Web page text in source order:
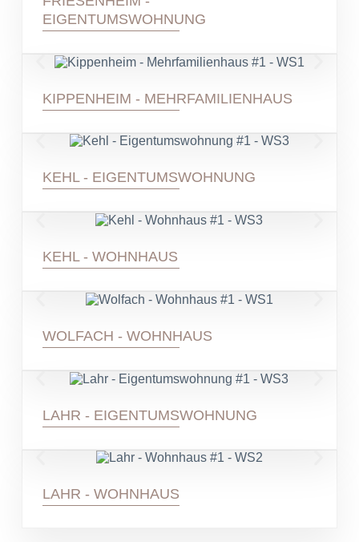
EIGENTUMSWOHNUNG
KIPPENHEIM - MEHRFAMILIENHAUS
KEHL - EIGENTUMSWOHNUNG
KEHL - WOHNHAUS
WOLFACH - WOHNHAUS
LAHR - EIGENTUMSWOHNUNG
LAHR - WOHNHAUS